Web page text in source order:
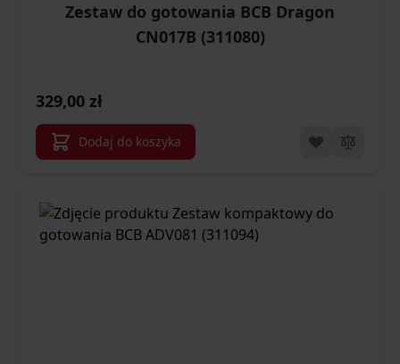
Zestaw do gotowania BCB Dragon
CN017B (311080)
329,00 zł
Dodaj do koszyka